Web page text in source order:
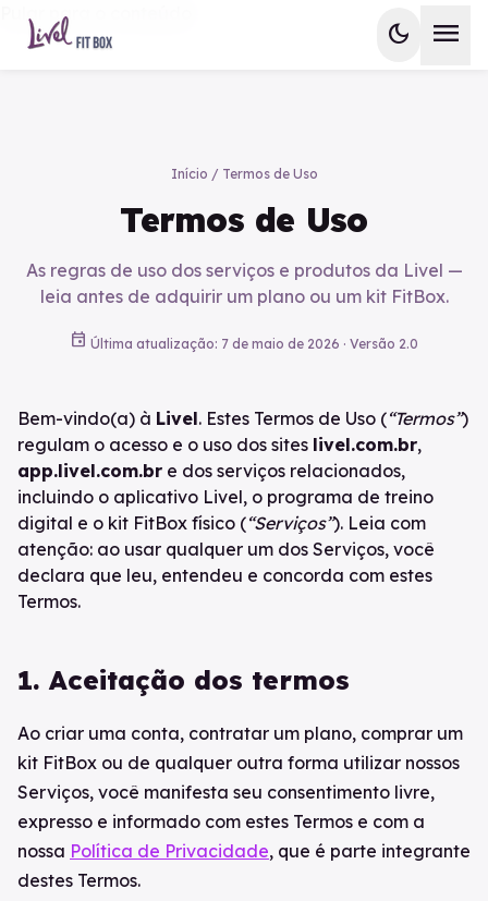
Pular para o conteúdo
dark_mode menu
Início / Termos de Uso
Termos de Uso
As regras de uso dos serviços e produtos da Livel —
leia antes de adquirir um plano ou um kit FitBox.
event Última atualização: 7 de maio de 2026 · Versão 2.0
Bem-vindo(a) à Livel. Estes Termos de Uso (“Termos”)
regulam o acesso e o uso dos sites livel.com.br,
app.livel.com.br e dos serviços relacionados,
incluindo o aplicativo Livel, o programa de treino
digital e o kit FitBox físico (“Serviços”). Leia com
atenção: ao usar qualquer um dos Serviços, você
declara que leu, entendeu e concorda com estes
Termos.
1. Aceitação dos termos
Ao criar uma conta, contratar um plano, comprar um
kit FitBox ou de qualquer outra forma utilizar nossos
Serviços, você manifesta seu consentimento livre,
expresso e informado com estes Termos e com a
nossa Política de Privacidade, que é parte integrante
destes Termos.